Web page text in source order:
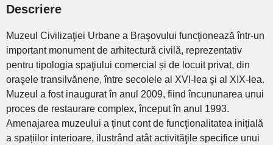
Descriere
Muzeul Civilizaţiei Urbane a Braşovului funcţionează într-un
important monument de arhitectură civilă, reprezentativ
pentru tipologia spaţiului comercial și de locuit privat, din
oraşele transilvănene, între secolele al XVI-lea şi al XIX-lea.
Muzeul a fost inaugurat în anul 2009, fiind încununarea unui
proces de restaurare complex, început în anul 1993.
Amenajarea muzeului a ținut cont de funcţionalitatea inițială
a spațiilor interioare, ilustrând atât activităţile specifice unui